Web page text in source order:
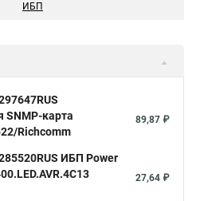
ИБП
SNMP-карта
Richcomm
89,87 ₽
ИБП Power
27,64 ₽